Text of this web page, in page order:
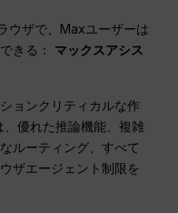
ウザで、Maxユーザーは
きる： マックスアシス
ョンクリティカルな作
優れた推論機能、複雑
ルーティング、すべて
ザエージェント制限を